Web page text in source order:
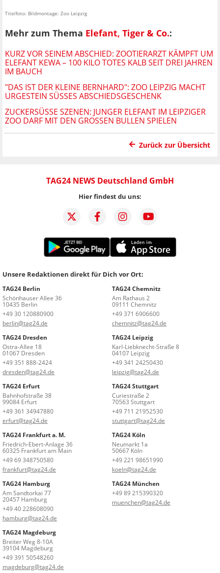
Titelfoto: Bildmontage: Zoo Leipzig
Mehr zum Thema Elefant, Tiger & Co.:
KURZ VOR SEINEM ABSCHIED: ZOOTIERARZT KÄMPFT UM
ELEFANT KEWA – 100 KILO TOTES KALB SEIT DREI JAHREN
IM BAUCH
"DAS IST DER KLEINE BERNHARD": ZOO LEIPZIG MACHT
URGESTEIN SÜSSES ABSCHIEDSGESCHENK
ZUCKERSÜSSE SZENEN: JUNGER ELEFANT IM LEIPZIGER Z
OO DARF MIT DEN GROSSEN BULLEN SPIELEN
Zurück zur Übersicht
TAG24 NEWS Deutschland GmbH
Hier findest du uns:
Unsere Redaktionen direkt für Dich vor Ort:
TAG24 Berlin
Schönhauser Allee 36
10435 Berlin
+49 30 120880900
berlin@tag24.de
TAG24 Chemnitz
Am Rathaus 2
09111 Chemnitz
+49 371 6906600
chemnitz@tag24.de
TAG24 Dresden
Ostra-Allee 18
01067 Dresden
+49 351 888-2424
dresden@tag24.de
TAG24 Leipzig
Karl-Liebknecht-Straße 8
04107 Leipzig
+49 341 24250430
leipzig@tag24.de
TAG24 Erfurt
Bahnhofstraße 38
99084 Erfurt
+49 361 34947880
erfurt@tag24.de
TAG24 Stuttgart
Curiestraße 2
70563 Stuttgart
+49 711 21952530
stuttgart@tag24.de
TAG24 Frankfurt a. M.
Friedrich-Ebert-Anlage 36
60325 Frankfurt am Main
+49 69 348750580
frankfurt@tag24.de
TAG24 Köln
Neumarkt 1a
50667 Köln
+49 221 98651990
koeln@tag24.de
TAG24 Hamburg
Am Sandtorkai 77
20457 Hamburg
+49 40 228608090
hamburg@tag24.de
TAG24 München
+49 89 215390320
muenchen@tag24.de
TAG24 Magdeburg
Breiter Weg 8-10A
39104 Magdeburg
+49 391 50548260
magdeburg@tag24.de